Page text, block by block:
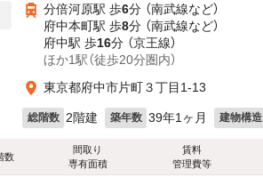
分倍河原駅 歩6分 （南武線など）
府中本町駅 歩8分 （南武線など）
府中駅 歩16分 （京王線）
ほか1駅（徒歩20分圏内）
東京都府中市片町３丁目1-13
総階数 2階建 築年数 39年1ヶ月 建物構造
数
間取り
専有面積
賃料
管理費等